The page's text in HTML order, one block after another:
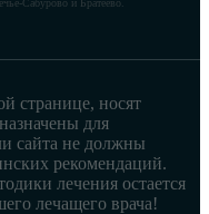
Сабурово и Братеево.
странице, носят
для
сайта не должны
рекомендаций.
лечения остается
лечащего врача!